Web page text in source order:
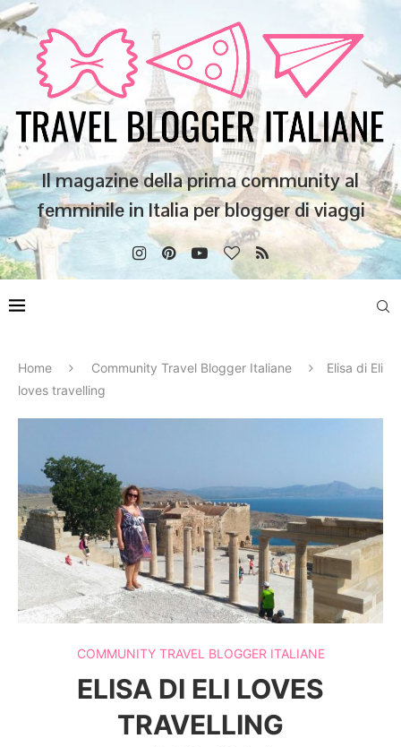
Il magazine della prima community al
femminile in Italia per blogger di viaggi
Home Community Travel Blogger Italiane
Elisa di Eli
loves travelling
COMMUNITY TRAVEL BLOGGER ITALIANE
ELISA DI ELI LOVES
TRAVELLING